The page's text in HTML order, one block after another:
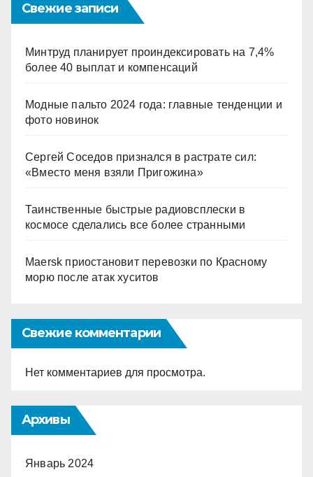
Свежие записи
Минтруд планирует проиндексировать на 7,4%
более 40 выплат и компенсаций
Модные пальто 2024 года: главные тенденции и
фото новинок
Сергей Соседов признался в растрате сил:
«Вместо меня взяли Пригожина»
Таинственные быстрые радиовсплески в
космосе сделались все более странными
Maersk приостановит перевозки по Красному
морю после атак хуситов
Свежие комментарии
Нет комментариев для просмотра.
Архивы
Январь 2024